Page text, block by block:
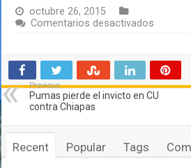
octubre 26, 2015
Comentarios desactivados
huracán
Previous
Pumas pierde el invicto en CU
contra Chiapas
Recent Popular Tags